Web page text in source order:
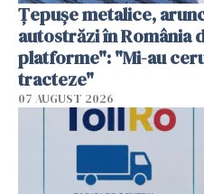
Țepușe metalice,
autostrăzi în România
platforme": "Mi-au
tracteze"
07 AUGUST 2026